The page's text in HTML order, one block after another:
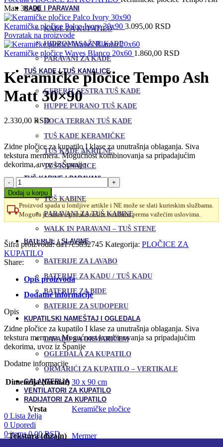
KADE I PARAVANI
KADE ZA KUPATILO
HIDROMASAŽNE KADE
PARAVANI ZA KADE
TUŠ KADE I TUŠ KANALICE
GEBERIT SESTRA TUŠ KADE
HUPPE PURANO TUŠ KADE
ROCA TERRAN TUŠ KADE
TUŠ KADE KERAMIČKE
TUŠ KADE AKRILNE
TUŠ KANALICE
TUŠ KABINE I PARAVANI
TUŠ KABINE
PARAVANI ZA TUŠ KABINE
WALK IN PARAVANI – TUŠ STENE
BATERIJE / SLAVINE
BATERIJE ZA LAVABO
BATERIJE ZA KADU / TUŠ KADU
BATERIJE ZA BIDE
BATERIJE ZA SUDOPERU
KUPATILSKI NAMEŠTAJ I OGLEDALA
LAVABO SA ORMARIĆEM
OGLEDALA ZA KUPATILO
ORMARIĆI ZA KUPATILO – VERTIKALE
GALANTERIJA
VENTILATORI ZA KUPATILO
RADIJATORI ZA KUPATILO
0 Lista želja
0 Uporedi
0items 0,00RSD
Matt 30×90
Keramičke pločice Palco Ivory 30x90 3.095,00 RSD
Povratak na proizvode
Keramičke pločice Waves Blanco 20x60 1.860,00 RSD
Keramičke pločice Tempo Ash
Matt 30×90
2.330,00 RSD
Zidne pločice za kupatilo I klase za unutrašnja oblaganja. Siva
tekstura mermera. Mogućnost kombinovanja sa pripadajućim
dekorima, uvoz iz Španije
Keramičke
pločice
Tempo
Ash
Matt
Dodaj u korpu
Proizvod spada u lomljive artikle i NE može se slati kurirskim službama.
Moguća je samo isporuka našim vozilima prema važećim uslovima.
Šifra proizvoda:da17c5832745 Kategorija: PLOČICE ZA
KUPATILO
Share:
Opis proizvoda
Dodatne informacije
Opis
Zidne pločice za kupatilo I klase za unutrašnja oblaganja. Siva
tekstura mermera. Mogućnost kombinovanja sa pripadajućim
dekorima, uvoz iz Španije
Dodatne informacije
Dimenzija (format) 30 x 90 cm
Vrsta Keramičke pločice
Tekstura (dizajn) Mermer